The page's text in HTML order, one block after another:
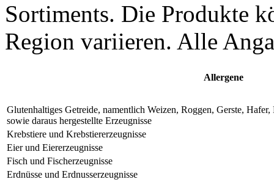
Sortiments. Die Produkte
Region variieren. Alle
Allergene
Glutenhaltiges Getreide, namentlich Weizen, Roggen, Gerste,
sowie daraus hergestellte Erzeugnisse
Krebstiere und Krebstiererzeugnisse
Eier und Eiererzeugnisse
Fisch und Fischerzeugnisse
Erdnüsse und Erdnusserzeugnisse